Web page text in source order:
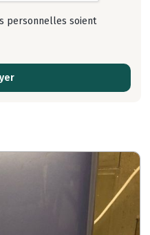
personnelles soient